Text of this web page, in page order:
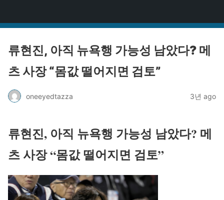
류현진, 아직 뉴욕행 가능성 남았다? 메
츠 사장 “몸값 떨어지면 검토”
oneeyedtazza 3년 ago
류현진, 아직 뉴욕행 가능성 남았다? 메
츠 사장 “몸값 떨어지면 검토”